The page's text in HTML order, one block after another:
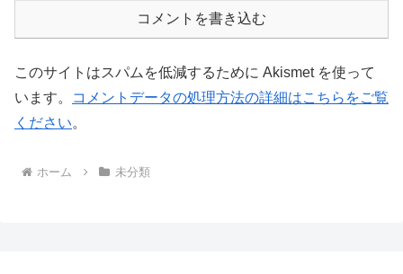
コメントを書き込む
このサイトはスパムを低減するために Akismet を使って
います。
コメントデータの処理方法の詳細はこちらをご覧
ください。
ホーム 未分類